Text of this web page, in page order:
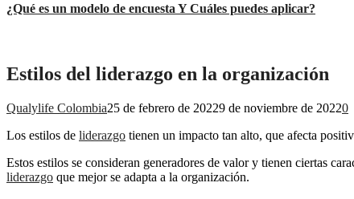
¿Qué es un modelo de encuesta Y Cuáles puedes aplicar?
Estilos del liderazgo en la organización
Qualylife Colombia25 de febrero de 20229 de noviembre de 20220
Los estilos de liderazgo tienen un impacto tan alto, que afecta
Estos estilos se consideran generadores de valor y tienen ciertas
liderazgo que mejor se adapta a la organización.